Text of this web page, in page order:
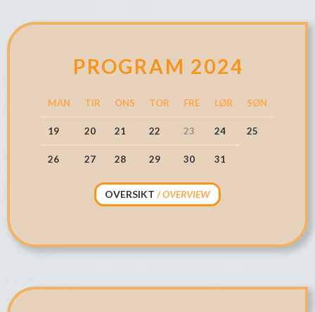
PROGRAM 2024
MAN TIR ONS TOR FRE LØR SØN
19 20 21 22 23 24 25
26 27 28 29 30 31
OVERSIKT /OVERVIEW